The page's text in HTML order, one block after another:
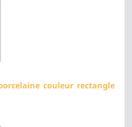
couleur rectangle